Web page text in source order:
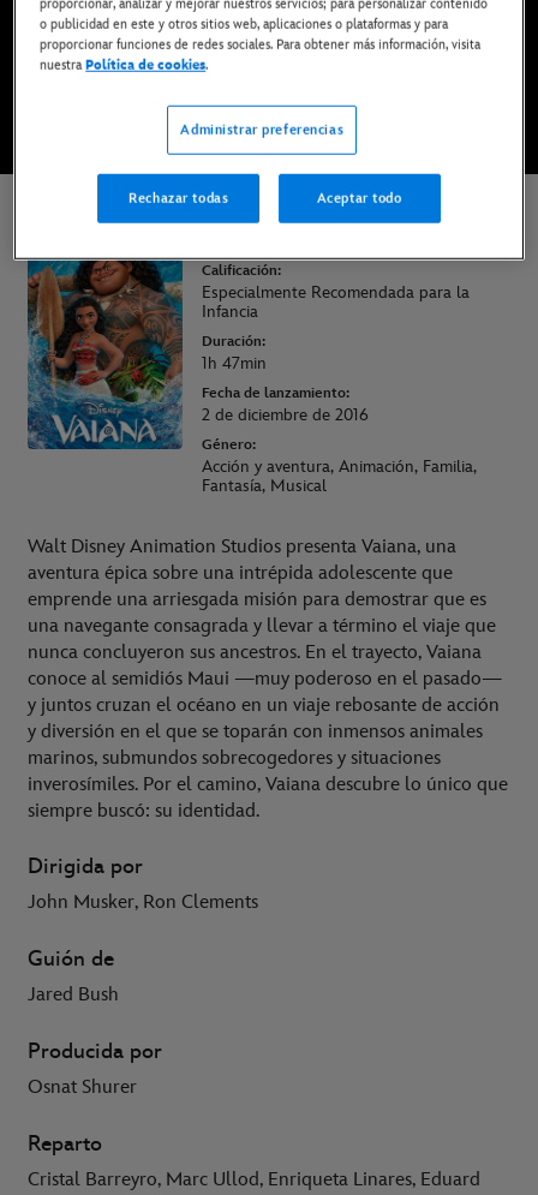
DISFRÚTALA EN DISNEY+
Vaiana
Calificación:
Especialmente Recomendada para la
Infancia
Duración:
1h 47min
Fecha de lanzamiento:
2 de diciembre de 2016
Género:
Acción y aventura, Animación, Familia,
Fantasía, Musical
Walt Disney Animation Studios presenta Vaiana, una
aventura épica sobre una intrépida adolescente que
emprende una arriesgada misión para demostrar que es
una navegante consagrada y llevar a término el viaje que
nunca concluyeron sus ancestros. En el trayecto, Vaiana
conoce al semidiós Maui —muy poderoso en el pasado—
y juntos cruzan el océano en un viaje rebosante de acción
y diversión en el que se toparán con inmensos animales
marinos, submundos sobrecogedores y situaciones
inverosímiles. Por el camino, Vaiana descubre lo único que
siempre buscó: su identidad.
Dirigida por
John Musker, Ron Clements
Guión de
Jared Bush
Producida por
Osnat Shurer
Reparto
Cristal Barreyro, Marc Ullod, Enriqueta Linares, Eduard
proporcionar, analizar y mejorar nuestros servicios; para personalizar contenido
o publicidad en este y otros sitios web, aplicaciones o plataformas y para
proporcionar funciones de redes sociales. Para obtener más información, visita
nuestraPolítica de cookies.
Administrar preferencias
Rechazar todas Aceptar todo